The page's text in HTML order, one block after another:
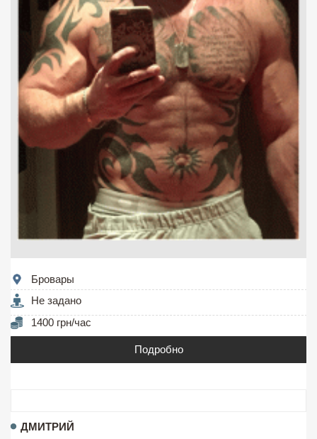
Бровары
Не задано
1400 грн/час
Подробно
ДМИТРИЙ